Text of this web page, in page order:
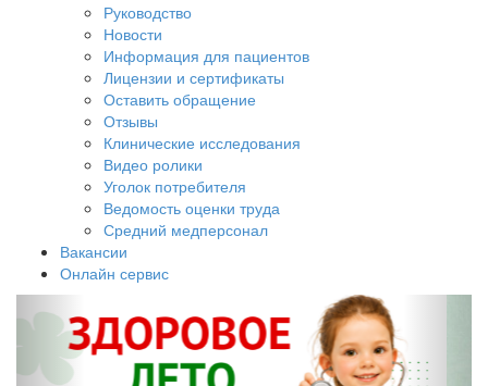
Руководство
Новости
Информация для пациентов
Лицензии и сертификаты
Оставить обращение
Отзывы
Клинические исследования
Видео ролики
Уголок потребителя
Ведомость оценки труда
Средний медперсонал
Вакансии
Онлайн сервис